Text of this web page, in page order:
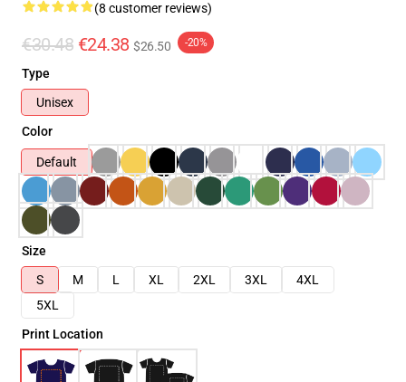
(8 customer reviews)
€30.48 €24.38 $26.50 -20%
Type
Unisex
Color
Default
Size
S
M L XL 2XL 3XL
4XL
5XL
Print Location